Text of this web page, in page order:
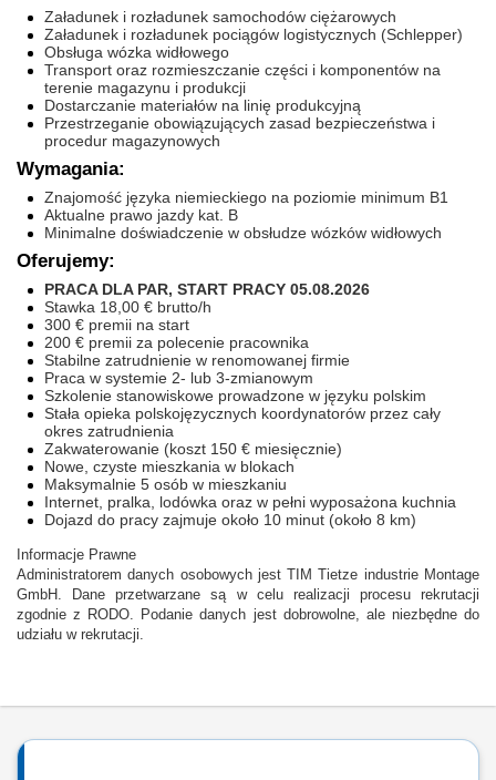
Załadunek i rozładunek samochodów ciężarowych
Załadunek i rozładunek pociągów logistycznych (Schlepper)
Obsługa wózka widłowego
Transport oraz rozmieszczanie części i komponentów na
terenie magazynu i produkcji
Dostarczanie materiałów na linię produkcyjną
Przestrzeganie obowiązujących zasad bezpieczeństwa i
procedur magazynowych
Wymagania:
Znajomość języka niemieckiego na poziomie minimum B1
Aktualne prawo jazdy kat. B
Minimalne doświadczenie w obsłudze wózków widłowych
Oferujemy:
PRACA DLA PAR, START PRACY 05.08.2026
Stawka 18,00 € brutto/h
300 € premii na start
200 € premii za polecenie pracownika
Stabilne zatrudnienie w renomowanej firmie
Praca w systemie 2- lub 3-zmianowym
Szkolenie stanowiskowe prowadzone w języku polskim
Stała opieka polskojęzycznych koordynatorów przez cały
okres zatrudnienia
Zakwaterowanie (koszt 150 € miesięcznie)
Nowe, czyste mieszkania w blokach
Maksymalnie 5 osób w mieszkaniu
Internet, pralka, lodówka oraz w pełni wyposażona kuchnia
Dojazd do pracy zajmuje około 10 minut (około 8 km)
Informacje Prawne
Administratorem danych osobowych jest TIM Tietze industrie Montage
GmbH. Dane przetwarzane są w celu realizacji procesu rekrutacji
zgodnie z RODO. Podanie danych jest dobrowolne, ale niezbędne do
udziału w rekrutacji.